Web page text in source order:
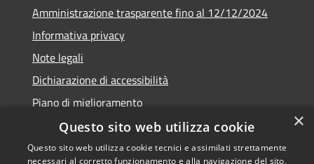
Amministrazione trasparente fino al 12/12/2024
Informativa privacy
Note legali
Dichiarazione di accessibilità
Piano di miglioramento
×
Questo sito web utilizza cookie
Questo sito web utilizza cookie tecnici e assimilati strettamente
necessari al corretto funzionamento e alla navigazione del sito,